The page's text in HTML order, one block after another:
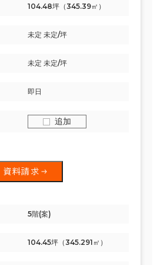
104.48坪（345.39㎡）
未定 未定/坪
未定 未定/坪
即日
追加
資料請求
5階(案)
104.45坪（345.291㎡）